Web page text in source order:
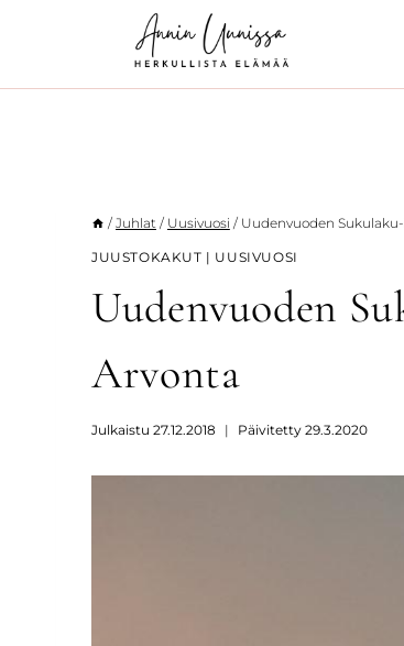
/ Juhlat / Uusivuosi / Uudenvuoden
JUUSTOKAKUT | UUSIVUOSI
Uudenvuoden
Arvonta
Julkaistu 27.12.2018 Päivitetty 29.3.2020